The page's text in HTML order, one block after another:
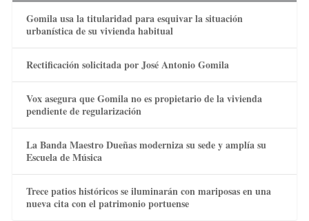
Gomila usa la titularidad para esquivar la situación
urbanística de su vivienda habitual
Rectificación solicitada por José Antonio Gomila
Vox asegura que Gomila no es propietario de la vivienda
pendiente de regularización
La Banda Maestro Dueñas moderniza su sede y amplía su
Escuela de Música
Trece patios históricos se iluminarán con mariposas en una
nueva cita con el patrimonio portuense